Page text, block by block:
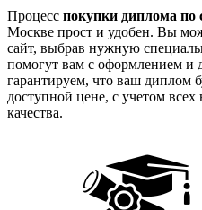
Процесс покупки диплома по
Москве прост и удобен. Вы
сайт, выбрав нужную
помогут вам с оформлением и
гарантируем, что ваш диплом
доступной цене, с учетом
качества.